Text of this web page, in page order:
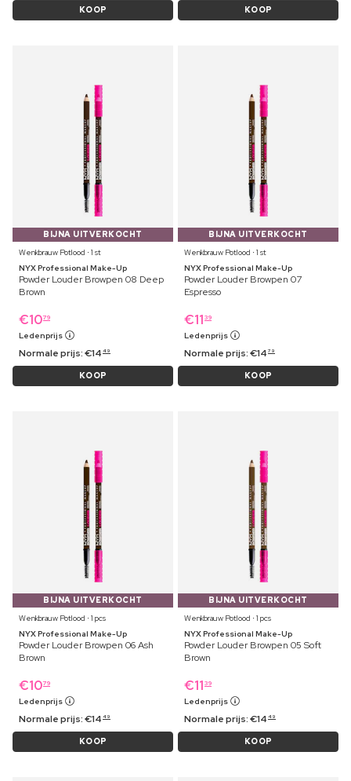
KOOP KOOP
BIJNA UITVERKOCHT
Wenkbrauw Potlood ⋅ 1 st
NYX Professional Make-Up
Powder Louder Browpen 08 Deep
Brown
€1079
Ledenprijs
Normale prijs:€14 49
KOOP
BIJNA UITVERKOCHT
Wenkbrauw Potlood ⋅ 1 st
NYX Professional Make-Up
Powder Louder Browpen 07
Espresso
€11 39
Ledenprijs
Normale prijs:€14 79
KOOP
BIJNA UITVERKOCHT
Wenkbrauw Potlood ⋅ 1 pcs
NYX Professional Make-Up
Powder Louder Browpen 06 Ash
Brown
€1079
Ledenprijs
Normale prijs:€14 49
KOOP
BIJNA UITVERKOCHT
Wenkbrauw Potlood ⋅ 1 pcs
NYX Professional Make-Up
Powder Louder Browpen 05 Soft
Brown
€11 39
Ledenprijs
Normale prijs:€14 49
KOOP